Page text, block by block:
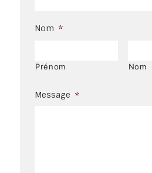
Nom *
Prénom Nom
Message *